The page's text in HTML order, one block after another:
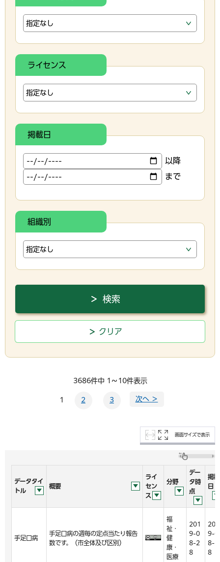
ライセンス
掲載日
以降
まで
組織別
3686件中 1～10件表示
1 2 3 次へ ＞
画面サイズで表示
データタイ
トル
概要
ライ
セン
ス
分野
デー
タ時
点
掲載
日
手足口病
手足口病の週毎の定点当たり報告
数です。（市全体及び区別）
福
祉・
健
康・
医療
201
9-0
8-2
8
201
9-0
8-2
8